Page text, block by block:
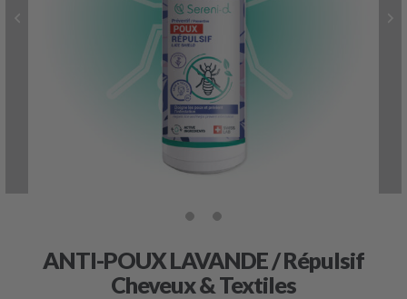
ANTI-POUX LAVANDE / Répulsif
Cheveux & Textiles